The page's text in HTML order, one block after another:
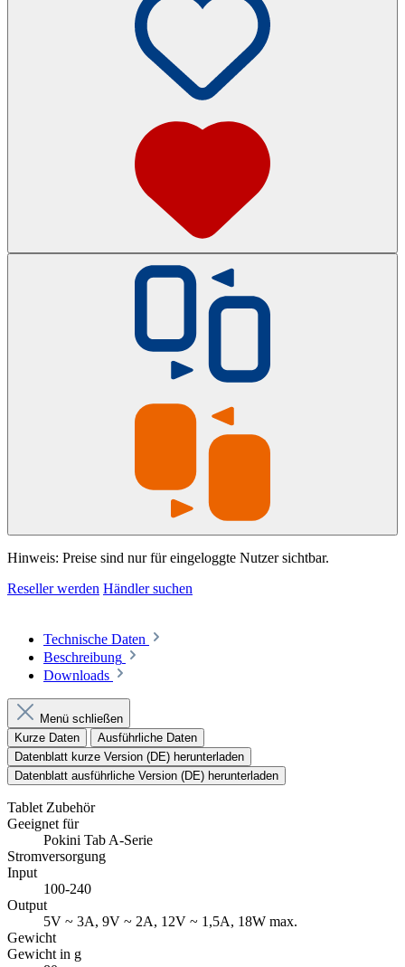
Hinweis: Preise sind nur für eingeloggte Nutzer sichtbar.
Reseller werden Händler suchen
Technische Daten
Beschreibung
Downloads
Menü schließen
Kurze Daten
Ausführliche Daten
Datenblatt kurze Version (DE) herunterladen
Datenblatt ausführliche Version (DE) herunterladen
Tablet Zubehör
Geeignet für
Pokini Tab A-Serie
Stromversorgung
Input
100-240
Output
5V ~ 3A, 9V ~ 2A, 12V ~ 1,5A, 18W max.
Gewicht
Gewicht in g